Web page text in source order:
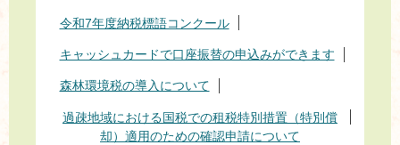
令和7年度納税標語コンクール
キャッシュカードで口座振替の申込みができます
森林環境税の導入について
過疎地域における国税での租税特別措置（特別償
却）適用のための確認申請について